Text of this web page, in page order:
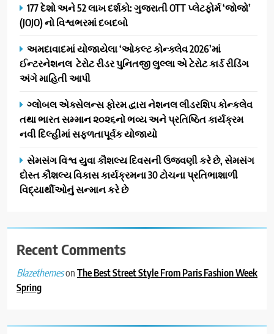
177 દેશો અને 52 લાખ દર્શકો: ગુજરાતી OTT પ્લેટફોર્મ ‘જોજો’
(JOJO) નો વિશ્વભરમાં દબદબો
અમદાવાદમાં યોજાયેલા ‘ઓકલ્ટ કોન્ક્લેવ 2026’માં
ઈન્ટરનેશનલ ટેરોટ રીડર પુનિતજી લુલ્લા એ ટેરોટ કાર્ડ રીડિંગ
અંગે માહિતી આપી
ગ્લોબલ એક્સેલન્સ ફોરમ દ્વારા નેશનલ લીડરશિપ કોન્કલેવ
તથા ભારત સમ્માન ૨૦૨૬નો ભવ્ય અને પ્રતિષ્ઠિત કાર્યક્રમ
નવી દિલ્હીમાં સફળતાપૂર્વક યોજાયો
સેમસંગ વિશ્વ યુવા કૌશલ્ય દિવસની ઉજવણી કરે છે, સેમસંગ
દોસ્ત કૌશલ્ય વિકાસ કાર્યક્રમના 30 ટોચના પ્રતિભાશાળી
વિદ્યાર્થીઓનું સન્માન કરે છે
Recent Comments
BlazethemesonThe Best Street Style From Paris Fashion Week
Spring